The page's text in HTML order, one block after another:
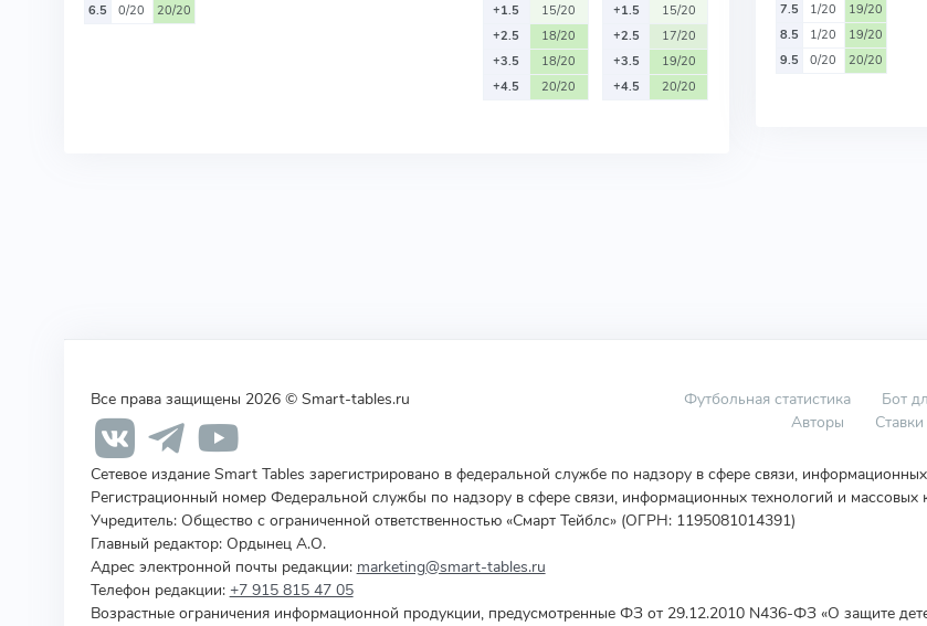
6.5
0/20 20/20
+1.5
15/20
+2.5
18/20
+3.5
18/20
+4.5
20/20
+1.5
15/20
+2.5
17/20
+3.5
19/20
+4.5
20/20
7.5
1/20
19/20
8.5
1/20
19/20
9.5
0/20 20/20
Все права защищены 2026 © Smart-tables.ru Футбольная статистика Бот
Авторы
Сетевое издание Smart Tables зарегистрировано в федеральной службе по надзору в сфере связи,
Регистрационный номер Федеральной службы по надзору в сфере связи, информационных технологий и
Учредитель: Общество с ограниченной ответственностью «Смарт Тейблс» (ОГРН: 1195081014391)
Главный редактор: Ордынец А.О.
Адрес электронной почты редакции: marketing@smart-tables.ru
Телефон редакции: +7 915 815 47 05
Возрастные ограничения информационной продукции, предусмотренные ФЗ от 29.12.2010 N436-ФЗ «О защите